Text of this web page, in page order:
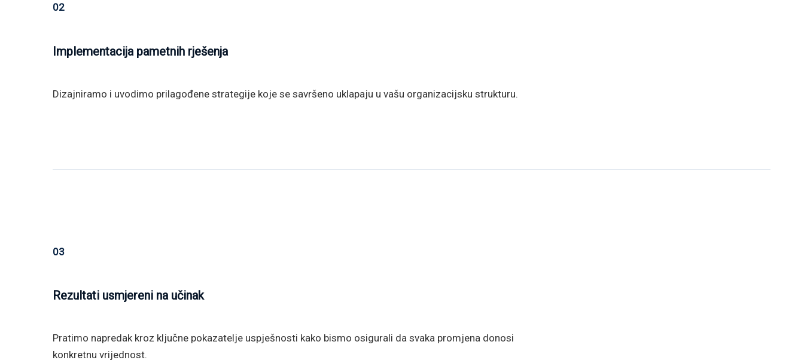
02
Implementacija pametnih rješenja
Dizajniramo i uvodimo prilagođene strategije koje se savršeno uklapaju u vašu organizacijsku strukturu.
03
Rezultati usmjereni na učinak
Pratimo napredak kroz ključne pokazatelje uspješnosti kako bismo osigurali da svaka promjena donosi
konkretnu vrijednost.